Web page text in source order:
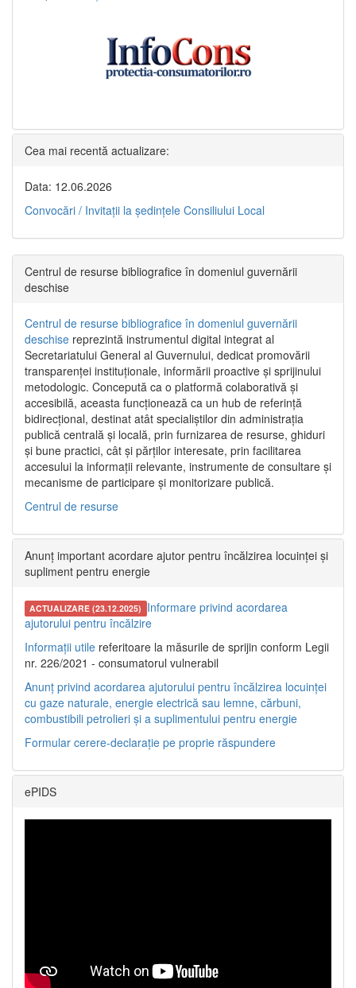
Cea mai recentă actualizare:
Data: 12.06.2026
Convocări / Invitaţii la şedinţele Consiliului Local
Centrul de resurse bibliografice în domeniul guvernării
deschise
Centrul de resurse bibliografice în domeniul guvernării
deschise reprezintă instrumentul digital integrat al
Secretariatului General al Guvernului, dedicat promovării
transparenței instituționale, informării proactive și sprijinului
metodologic. Concepută ca o platformă colaborativă și
accesibilă, aceasta funcționează ca un hub de referință
bidirecțional, destinat atât specialiștilor din administrația
publică centrală și locală, prin furnizarea de resurse, ghiduri
și bune practici, cât și părților interesate, prin facilitarea
accesului la informații relevante, instrumente de consultare și
mecanisme de participare și monitorizare publică.
Centrul de resurse
Anunț important acordare ajutor pentru încălzirea locuinței și
supliment pentru energie
ACTUALIZARE (23.12.2025) Informare privind acordarea
ajutorului pentru încălzire
Informații utile referitoare la măsurile de sprijin conform Legii
nr. 226/2021 - consumatorul vulnerabil
Anunț privind acordarea ajutorului pentru încălzirea locuinței
cu gaze naturale, energie electrică sau lemne, cărbuni,
combustibili petrolieri și a suplimentului pentru energie
Formular cerere-declarație pe proprie răspundere
ePIDS